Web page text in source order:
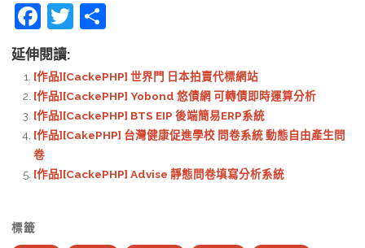
F
a
c
e
b
o
o
T
itt
er
S
ar
e
延伸閱讀:
[作品][CackePHP] 世界門 日本拍賣代標網站
[作品][CackePHP] Yobond 悠債網 可轉債即時運算分析
[作品][CackePHP] BTS EIP 後端簡易ERP系統
[作品][CakePHP] 台灣健康促進學校 問卷系統 動態自由產生問
卷
[作品][CackePHP] Advise 靜態問卷填寫分析系統
標籤